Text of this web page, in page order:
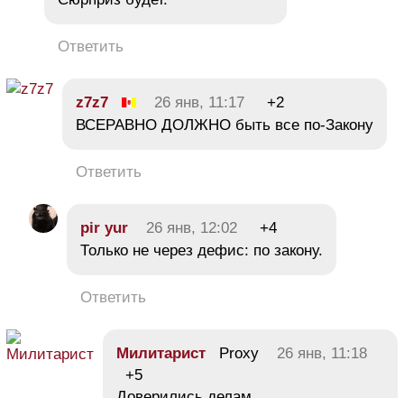
Ответить
z7z7 26 янв, 11:17
+2
ВСЕРАВНО ДОЛЖНО быть все по-Закону
Ответить
pir yur 26 янв, 12:02
+4
Только не через дефис: по закону.
Ответить
Милитарист Proxy
26 янв, 11:18
+5